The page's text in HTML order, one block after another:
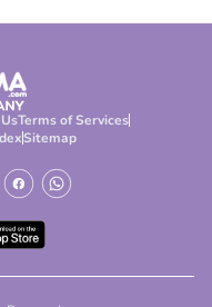
Terms of Services
Sitemap